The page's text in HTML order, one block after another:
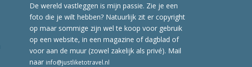
De wereld vastleggen is mijn passie. Zie je een
foto die je wilt hebben? Natuurlijk zit er copyright
op maar sommige zijn wel te koop voor gebruik
op een website, in een magazine of dagblad of
voor aan de muur (zowel zakelijk als privé). Mail
naar info@justliketotravel.nl